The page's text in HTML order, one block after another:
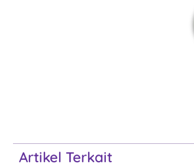
Artikel Terkait